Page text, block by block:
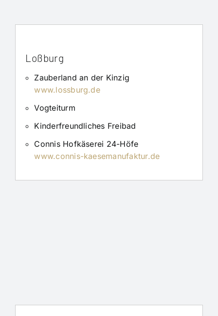
Loßburg
Zauberland an der Kinzig
www.lossburg.de
Vogteiturm
Kinderfreundliches Freibad
Connis Hofkäserei 24-Höfe
www.connis-kaesemanufaktur.de